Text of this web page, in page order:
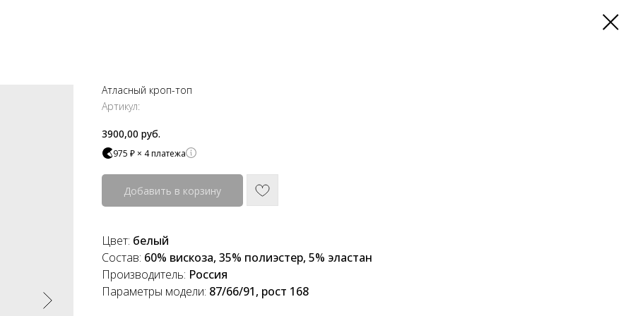
Атласный кроп-топ
Артикул:
3900,00 руб.
975 ₽ × 4 платежа
Добавить в корзину
Цвет: белый
Состав: 60% вискоза, 35% полиэстер, 5% эластан
Производитель: Россия
Параметры модели: 87/66/91, рост 168